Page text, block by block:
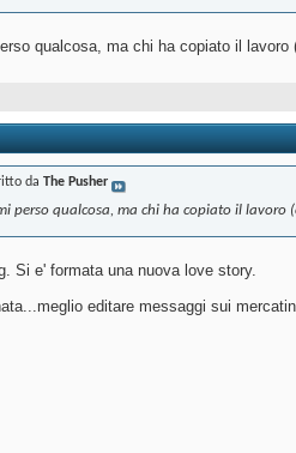
qualcosa, ma chi ha copiato il lavoro
da The Pusher
perso qualcosa, ma chi ha copiato il lavoro
Si e' formata una nuova love story.
editare messaggi sui